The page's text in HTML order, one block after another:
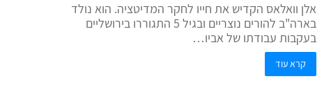
אלן וואלאס הקדיש את חייו לחקר המדיטציה. הוא נולד
בארה"ב להורים נוצריים ובגיל 5 התגוררו בירושליים
בעקבות עבודתו של אביו…
קרא עוד